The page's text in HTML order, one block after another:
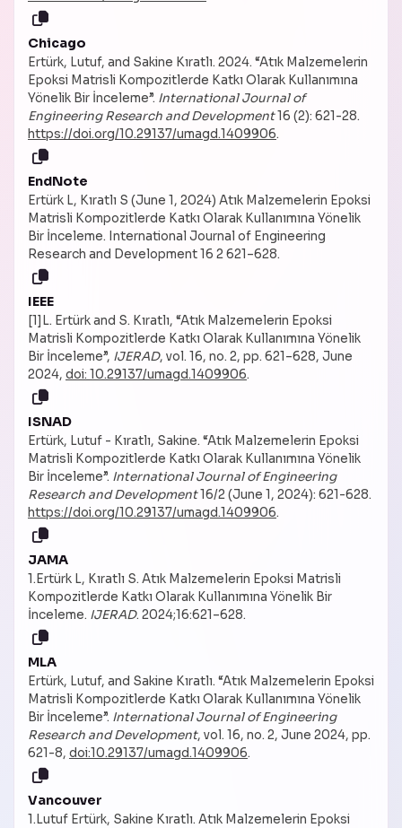
Chicago
Ertürk, Lutuf, and Sakine Kıratlı. 2024. “Atık Malzemelerin
Epoksi Matrisli Kompozitlerde Katkı Olarak Kullanımına
Yönelik Bir İnceleme”. International Journal of
Engineering Research and Development16 (2): 621-28.
https://doi.org/10.29137/umagd.1409906.
EndNote
Ertürk L, Kıratlı S (June 1, 2024) Atık Malzemelerin Epoksi
Matrisli Kompozitlerde Katkı Olarak Kullanımına Yönelik
Bir İnceleme. International Journal of Engineering
Research and Development 16 2 621–628.
IEEE
[1]L. Ertürk and S. Kıratlı, “Atık Malzemelerin Epoksi
Matrisli Kompozitlerde Katkı Olarak Kullanımına Yönelik
Bir İnceleme”, IJERAD, vol. 16, no. 2, pp. 621–628, June
2024, doi: 10.29137/umagd.1409906.
ISNAD
Ertürk, Lutuf - Kıratlı, Sakine. “Atık Malzemelerin Epoksi
Matrisli Kompozitlerde Katkı Olarak Kullanımına Yönelik
Bir İnceleme”. International Journal of Engineering
Research and Development16/2 (June 1, 2024): 621-628.
https://doi.org/10.29137/umagd.1409906.
JAMA
1.Ertürk L, Kıratlı S. Atık Malzemelerin Epoksi Matrisli
Kompozitlerde Katkı Olarak Kullanımına Yönelik Bir
İnceleme. IJERAD. 2024;16:621–628.
MLA
Ertürk, Lutuf, and Sakine Kıratlı. “Atık Malzemelerin Epoksi
Matrisli Kompozitlerde Katkı Olarak Kullanımına Yönelik
Bir İnceleme”. International Journal of Engineering
Research and Development, vol. 16, no. 2, June 2024, pp.
621-8, doi:10.29137/umagd.1409906.
Vancouver
1.Lutuf Ertürk, Sakine Kıratlı. Atık Malzemelerin Epoksi